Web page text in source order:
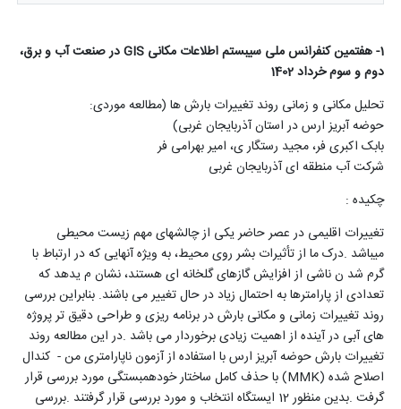
1- هفتمین کنفرانس ملی سیبستم اطلاعات مکانی GIS در صنعت آب و برق،
دوم و سوم خرداد 1402
تحلیل مکانی و زمانی روند تغییرات بارش ها (مطالعه موردی:
حوضه آبریز ارس در استان آذربایجان غربی)
بابک اکبری فر، مجید رستگار ی، امیر بهرامی فر
شرکت آب منطقه ای آذربایجان غربی
چکیده :
تغییرات اقلیمی در عصر حاضر یکی از چالشهای مهم زیست محیطی
میباشد .درک ما از تأثیرات بشر روی محیط، به ویژه آنهایی که در ارتباط با
گرم شد ن ناشی از افزایش گازهای گلخانه ای هستند، نشان م یدهد که
تعدادی از پارامترها به احتمال زیاد در حال تغییر می باشند. بنابراین بررسی
روند تغییرات زمانی و مکانی بارش در برنامه ریزی و طراحی دقیق تر پروژه
های آبی در آینده از اهمیت زیادی برخوردار می باشد .در این مطالعه روند
تغییرات بارش حوضه آبریز ارس با استفاده از آزمون ناپارامتری من - کندال
اصلاح شده (MMK) با حذف کامل ساختار خودهمبستگی مورد بررسی قرار
گرفت .بدین منظور 12 ایستگاه انتخاب و مورد بررسی قرار گرفتند .بررسی